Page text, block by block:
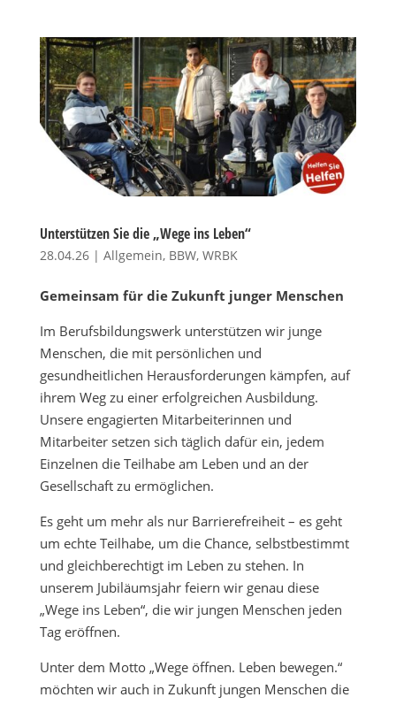
Unterstützen Sie die „Wege ins Leben“
28.04.26| Allgemein, BBW, WRBK
Gemeinsam für die Zukunft junger Menschen
Im Berufsbildungswerk unterstützen wir junge
Menschen, die mit persönlichen und
gesundheitlichen Herausforderungen kämpfen, auf
ihrem Weg zu einer erfolgreichen Ausbildung.
Unsere engagierten Mitarbeiterinnen und
Mitarbeiter setzen sich täglich dafür ein, jedem
Einzelnen die Teilhabe am Leben und an der
Gesellschaft zu ermöglichen.
Es geht um mehr als nur Barrierefreiheit – es geht
um echte Teilhabe, um die Chance, selbstbestimmt
und gleichberechtigt im Leben zu stehen. In
unserem Jubiläumsjahr feiern wir genau diese
„Wege ins Leben“, die wir jungen Menschen jeden
Tag eröffnen.
Unter dem Motto „Wege öffnen. Leben bewegen.“
möchten wir auch in Zukunft jungen Menschen die